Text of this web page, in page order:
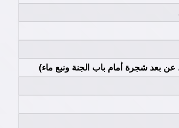
بعد شجرة أمام باب الجنة ونبع ماء)